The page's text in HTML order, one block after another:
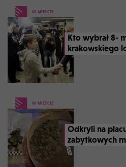
W MIEŚCIE
Kto wybrał 8-
krakowskiego
W MIEŚCIE
Odkryli na
zabytkowych